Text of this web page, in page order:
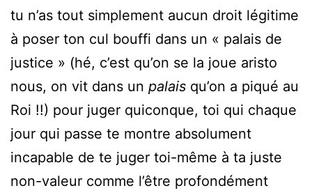
tu n’as tout simplement aucun droit légitime
à poser ton cul bouffi dans un « palais de
justice » (hé, c’est qu’on se la joue aristo
nous, on vit dans un palais qu’on a piqué au
Roi !!) pour juger quiconque, toi qui chaque
jour qui passe te montre absolument
incapable de te juger toi-même à ta juste
non-valeur comme l’être profondément